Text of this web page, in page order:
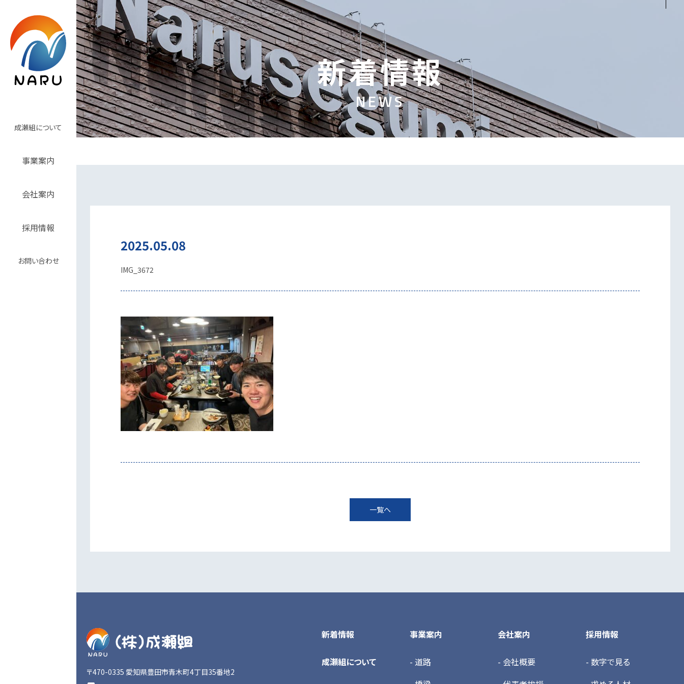
成瀬組について
事業案内
会社案内
採用情報
お問い合わせ
新着情報
NEWS
2025.05.08
IMG_3672
一覧へ
〒470-0335 愛知県豊田市青木町4丁目35番地2
新着情報
成瀬組について
事業案内
- 道路
会社案内
- 会社概要
採用情報
- 数字で見る